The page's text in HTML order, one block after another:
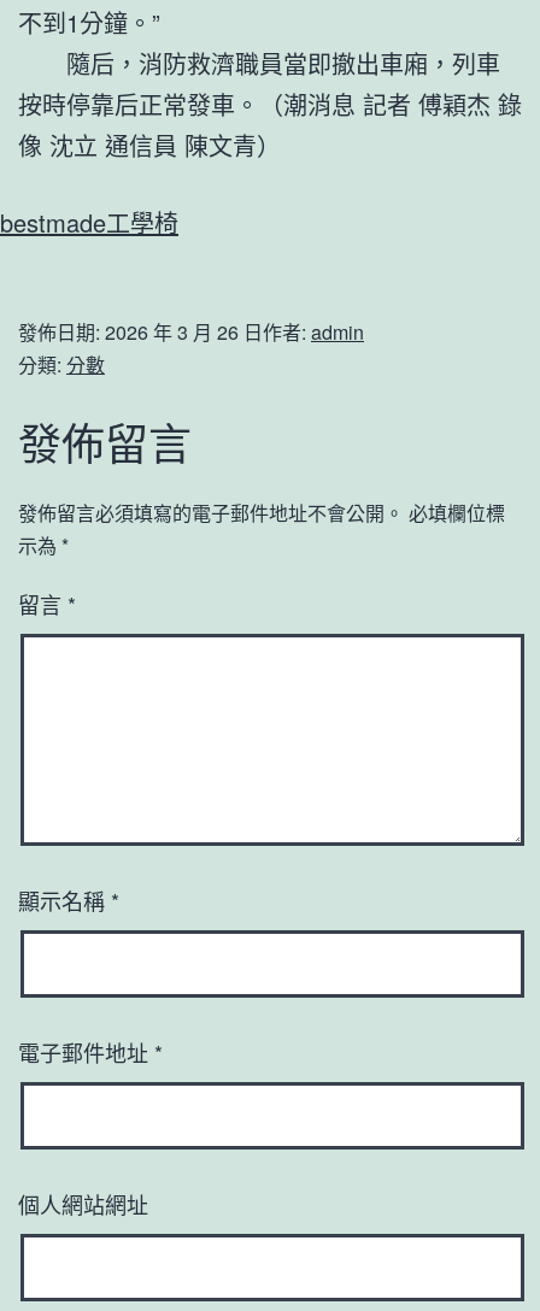
不到1分鐘。”
隨后，消防救濟職員當即撤出車廂，列車
按時停靠后正常發車。（潮消息 記者 傅穎杰 錄
像 沈立 通信員 陳文青）
bestmade工學椅
發佈日期: 2026 年 3 月 26 日作者: admin
分類: 分數
發佈留言
發佈留言必須填寫的電子郵件地址不會公開。 必填欄位標
示為 *
留言 *
顯示名稱 *
電子郵件地址 *
個人網站網址